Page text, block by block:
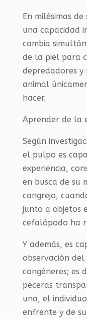
En milésimas
una capacidad
cambia
de la piel para
depredadores y
animal
hacer.
Aprender de la
Según
el pulpo es
experiencia,
en busca de su
cangrejo,
junto a objetos
cefalópodo ha
Y además, es
observación
congéneres; es
peceras
una, el
enfrente y de